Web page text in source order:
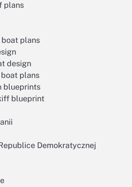
plans
plans
design
plans
blueprints
blueprint
Demokratycznej